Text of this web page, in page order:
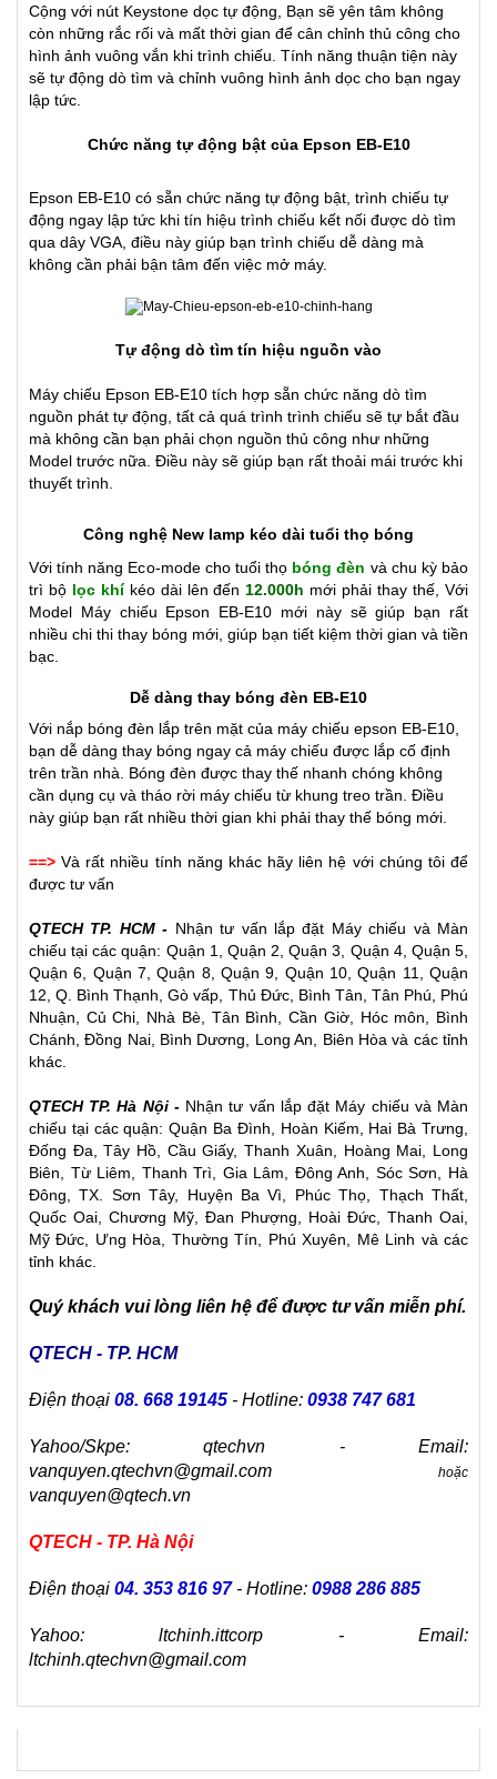
Cộng với nút Keystone dọc tự động, Bạn sẽ yên tâm không
còn những rắc rối và mất thời gian để cân chỉnh thủ công cho
hình ảnh vuông vắn khi trình chiếu. Tính năng thuận tiện này
sẽ tự động dò tìm và chỉnh vuông hình ảnh dọc cho bạn ngay
lập tức.
Chức năng tự động bật của Epson EB-E10
Epson EB-E10 có sẵn chức năng tự động bật, trình chiếu tự
động ngay lập tức khi tín hiệu trình chiếu kết nối được dò tìm
qua dây VGA , điều này giúp bạn trình chiếu dễ dàng mà
không cần phải bận tâm đến việc mở máy.
Tự động dò tìm tín hiệu nguồn vào
Máy chiếu Epson EB-E10 tích hợp sẵn chức năng dò tìm
nguồn phát tự động, tất cả quá trình trình chiếu sẽ tự bắt đầu
mà không cần bạn phải chọn nguồn thủ công như những
Model trước nữa. Điều này sẽ giúp bạn rất thoải mái trước khi
thuyết trình.
Công nghệ New lamp kéo dài tuổi thọ bóng
Với tính năng Eco-mode cho tuổi thọ bóng đèn và chu kỳ bảo
trì bộ lọc khíkéo dài lên đến 12.000h mới phải thay thế, Với
Model Máy chiếu Epson EB-E10 mới này sẽ giúp bạn rất
nhiều chi thi thay bóng mới, giúp bạn tiết kiệm thời gian và tiền
bạc.
Dễ dàng thay bóng đèn EB-E10
Với nắp bóng đèn lắp trên mặt của máy chiếu epson EB-E10
bạn dễ dàng thay bóng ngay cả máy chiếu được lắp cố định
trên trần nhà. Bóng đèn được thay thế nhanh chóng không
cần dụng cụ và tháo rời máy chiếu từ khung treo trần. Điều
này giúp bạn rất nhiều thời gian khi phải thay thế bóng mới.
==> Và rất nhiều tính năng khác hãy liên hệ với chúng tôi để
được tư vấn
QTECH TP. HCM - Nhận tư vấn lắp đặt Máy chiếu và Màn
chiếu tại các quận: Quận 1, Quận 2, Quận 3, Quận 4, Quận 5,
Quận 6, Quận 7, Quận 8, Quận 9, Quận 10, Quận 11, Quận
12, Q. Bình Thạnh, Gò vấp, Thủ Đức, Bình Tân, Tân Phú, Phú
Nhuận, Củ Chi, Nhà Bè, Tân Bình, Cần Giờ, Hóc môn, Bình
Chánh, Đồng Nai, Bình Dương, Long An, Biên Hòa và các tỉnh
khác.
QTECH TP. Hà Nội - Nhận tư vấn lắp đặt Máy chiếu và Màn
chiếu tại các quận: Quận Ba Đình, Hoàn Kiếm, Hai Bà Trưng,
Đống Đa, Tây Hồ, Cầu Giấy, Thanh Xuân, Hoàng Mai, Long
Biên, Từ Liêm, Thanh Trì, Gia Lâm, Đông Anh, Sóc Sơn, Hà
Đông, TX. Sơn Tây, Huyện Ba Vì, Phúc Thọ, Thạch Thất,
Quốc Oai, Chương Mỹ, Đan Phượng, Hoài Đức, Thanh Oai,
Mỹ Đức, Ưng Hòa, Thường Tín, Phú Xuyên, Mê Linh và các
tỉnh khác.
Quý khách vui lòng liên hệ để được tư vấn miễn phí.
QTECH - TP. HCM
Điện thoại 08. 668 19145 - Hotline: 0938 747 681
Yahoo/Skpe: qtechvn - Email:
vanquyen.qtechvn@gmail.com
hoặc
vanquyen@qtech.vn
QTECH - TP. Hà Nội
Điện thoại 04. 353 816 97- Hotline: 0988 286 885
Yahoo: ltchinh.ittcorp - Email:
ltchinh.qtechvn@gmail.com